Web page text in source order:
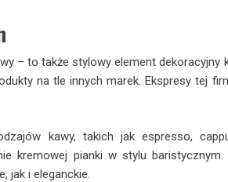
– to także stylowy element dekoracyjny
na tle innych marek. Ekspresy tej
kawy, takich jak espresso,
pianki w stylu baristycznym.
jak i eleganckie.